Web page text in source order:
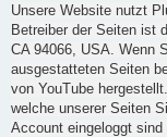
Unsere Website nutzt
Betreiber der Seiten ist
CA 94066, USA. Wenn
ausgestatteten Seiten
von YouTube
welche unserer Seiten
Account eingeloggt